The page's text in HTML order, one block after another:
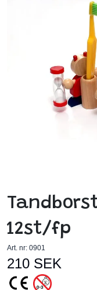
12st/fp
Art. nr: 0901
210 SEK